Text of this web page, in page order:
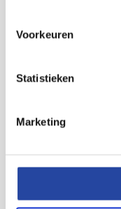
Voorkeuren
Statistieken
Marketing